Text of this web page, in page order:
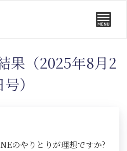
果（2025年8月2
号）
のやりとりが理想ですか?